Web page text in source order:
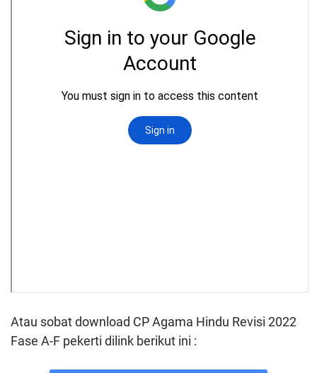
Atau sobat download CP Agama Hindu Revisi 2022
Fase A-F pekerti dilink berikut ini :